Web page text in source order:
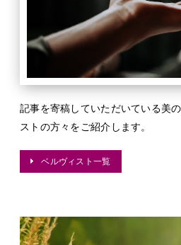
記事を寄稿していただいている美
ストの方々をご紹介します。
ベルヴィスト一覧